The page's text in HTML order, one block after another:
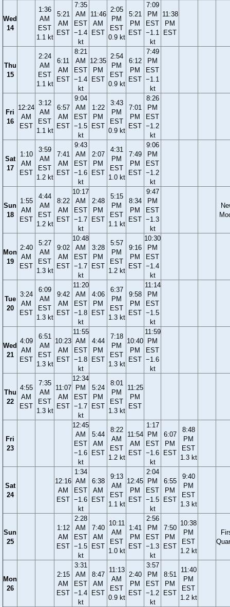
Wed
14
1:36
AM
EST
1.1 kt
5:21
AM
EST
7:35
AM
EST
−1.4
kt
11:46
AM
EST
2:05
PM
EST
0.9 kt
5:21
PM
EST
7:09
PM
EST
−1.1
kt
11:38
PM
EST
Thu
15
2:24
AM
EST
1.1 kt
6:11
AM
EST
8:21
AM
EST
−1.4
kt
12:35
PM
EST
2:54
PM
EST
0.9 kt
6:12
PM
EST
7:49
PM
EST
−1.1
kt
Fri
16
12:24
AM
EST
3:12
AM
EST
1.1 kt
6:57
AM
EST
9:04
AM
EST
−1.5
kt
1:22
PM
EST
3:43
PM
EST
0.9 kt
7:01
PM
EST
8:26
PM
EST
−1.2
kt
Sat
17
1:10
AM
EST
3:59
AM
EST
1.2 kt
7:41
AM
EST
9:43
AM
EST
−1.6
kt
2:07
PM
EST
4:31
PM
EST
1.0 kt
7:49
PM
EST
9:06
PM
EST
−1.2
kt
Sun
18
1:55
AM
EST
4:44
AM
EST
1.2 kt
8:22
AM
EST
10:17
AM
EST
−1.7
kt
2:48
PM
EST
5:15
PM
EST
1.1 kt
8:34
PM
EST
9:47
PM
EST
−1.3
kt
Mon
19
2:40
AM
EST
5:27
AM
EST
1.3 kt
9:02
AM
EST
10:48
AM
EST
−1.7
kt
3:28
PM
EST
5:57
PM
EST
1.2 kt
9:16
PM
EST
10:30
PM
EST
−1.4
kt
Tue
20
3:24
AM
EST
6:09
AM
EST
1.3 kt
9:42
AM
EST
11:20
AM
EST
−1.8
kt
4:06
PM
EST
6:37
PM
EST
1.3 kt
9:58
PM
EST
11:14
PM
EST
−1.5
kt
Wed
21
4:09
AM
EST
6:51
AM
EST
1.3 kt
10:23
AM
EST
11:55
AM
EST
−1.8
kt
4:44
PM
EST
7:18
PM
EST
1.3 kt
10:40
PM
EST
11:59
PM
EST
−1.6
kt
Thu
22
4:55
AM
EST
7:35
AM
EST
1.3 kt
11:07
AM
EST
12:34
PM
EST
−1.7
kt
5:24
PM
EST
8:01
PM
EST
1.3 kt
11:25
PM
EST
Fri
23
12:45
AM
EST
−1.6
kt
5:44
AM
EST
8:22
AM
EST
1.2 kt
11:54
AM
EST
1:17
PM
EST
−1.6
kt
6:07
PM
EST
8:48
PM
EST
1.3 kt
Sat
24
12:16
AM
EST
1:34
AM
EST
−1.6
kt
6:38
AM
EST
9:13
AM
EST
1.1 kt
12:45
PM
EST
2:04
PM
EST
−1.5
kt
6:55
PM
EST
9:40
PM
EST
1.3 kt
Sun
25
1:12
AM
EST
2:28
AM
EST
−1.5
kt
7:40
AM
EST
10:11
AM
EST
1.0 kt
1:41
PM
EST
2:56
PM
EST
−1.3
kt
7:50
PM
EST
10:38
PM
EST
1.2 kt
Mon
26
2:15
AM
EST
3:31
AM
EST
−1.4
kt
8:47
AM
EST
11:13
AM
EST
0.9 kt
2:40
PM
EST
3:57
PM
EST
−1.2
kt
8:51
PM
EST
11:40
PM
EST
1.2 kt